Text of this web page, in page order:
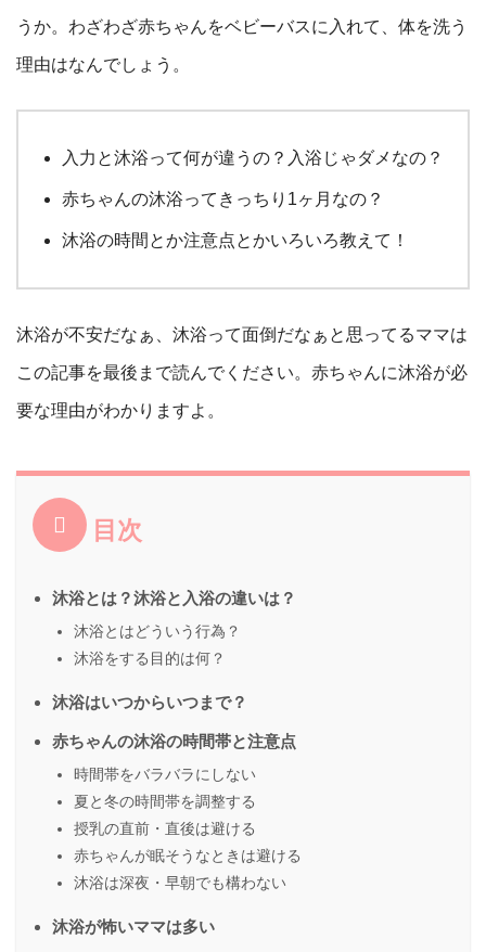
うか。わざわざ赤ちゃんをベビーバスに入れて、体を洗う
理由はなんでしょう。
入力と沐浴って何が違うの？入浴じゃダメなの？
赤ちゃんの沐浴ってきっちり1ヶ月なの？
沐浴の時間とか注意点とかいろいろ教えて！
沐浴が不安だなぁ、沐浴って面倒だなぁと思ってるママは
この記事を最後まで読んでください。赤ちゃんに沐浴が必
要な理由がわかりますよ。
目次
沐浴とは？沐浴と入浴の違いは？
沐浴とはどういう行為？
沐浴をする目的は何？
沐浴はいつからいつまで？
赤ちゃんの沐浴の時間帯と注意点
時間帯をバラバラにしない
夏と冬の時間帯を調整する
授乳の直前・直後は避ける
赤ちゃんが眠そうなときは避ける
沐浴は深夜・早朝でも構わない
沐浴が怖いママは多い